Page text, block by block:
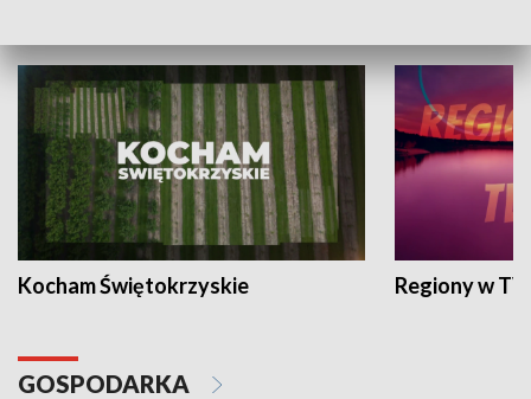
Kocham Świętokrzyskie Regiony w
GOSPODARKA